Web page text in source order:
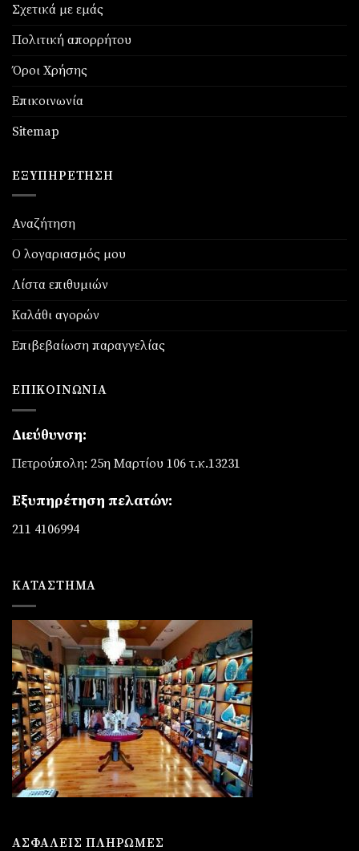
Σχετικά με εμάς
Πολιτική απορρήτου
Όροι Χρήσης
Επικοινωνία
Sitemap
ΕΞΥΠΗΡΈΤΗΣΗ
Αναζήτηση
Ο λογαριασμός μου
Λίστα επιθυμιών
Καλάθι αγορών
Επιβεβαίωση παραγγελίας
ΕΠΙΚΟΙΝΩΝΊΑ
Διεύθυνση:
Πετρούπολη: 25η Μαρτίου 106 τ.κ.13231
Εξυπηρέτηση πελατών:
211 4106994
ΚΑΤΆΣΤΗΜΑ
ΑΣΦΑΛΕΙΣ ΠΛΗΡΩΜΕΣ